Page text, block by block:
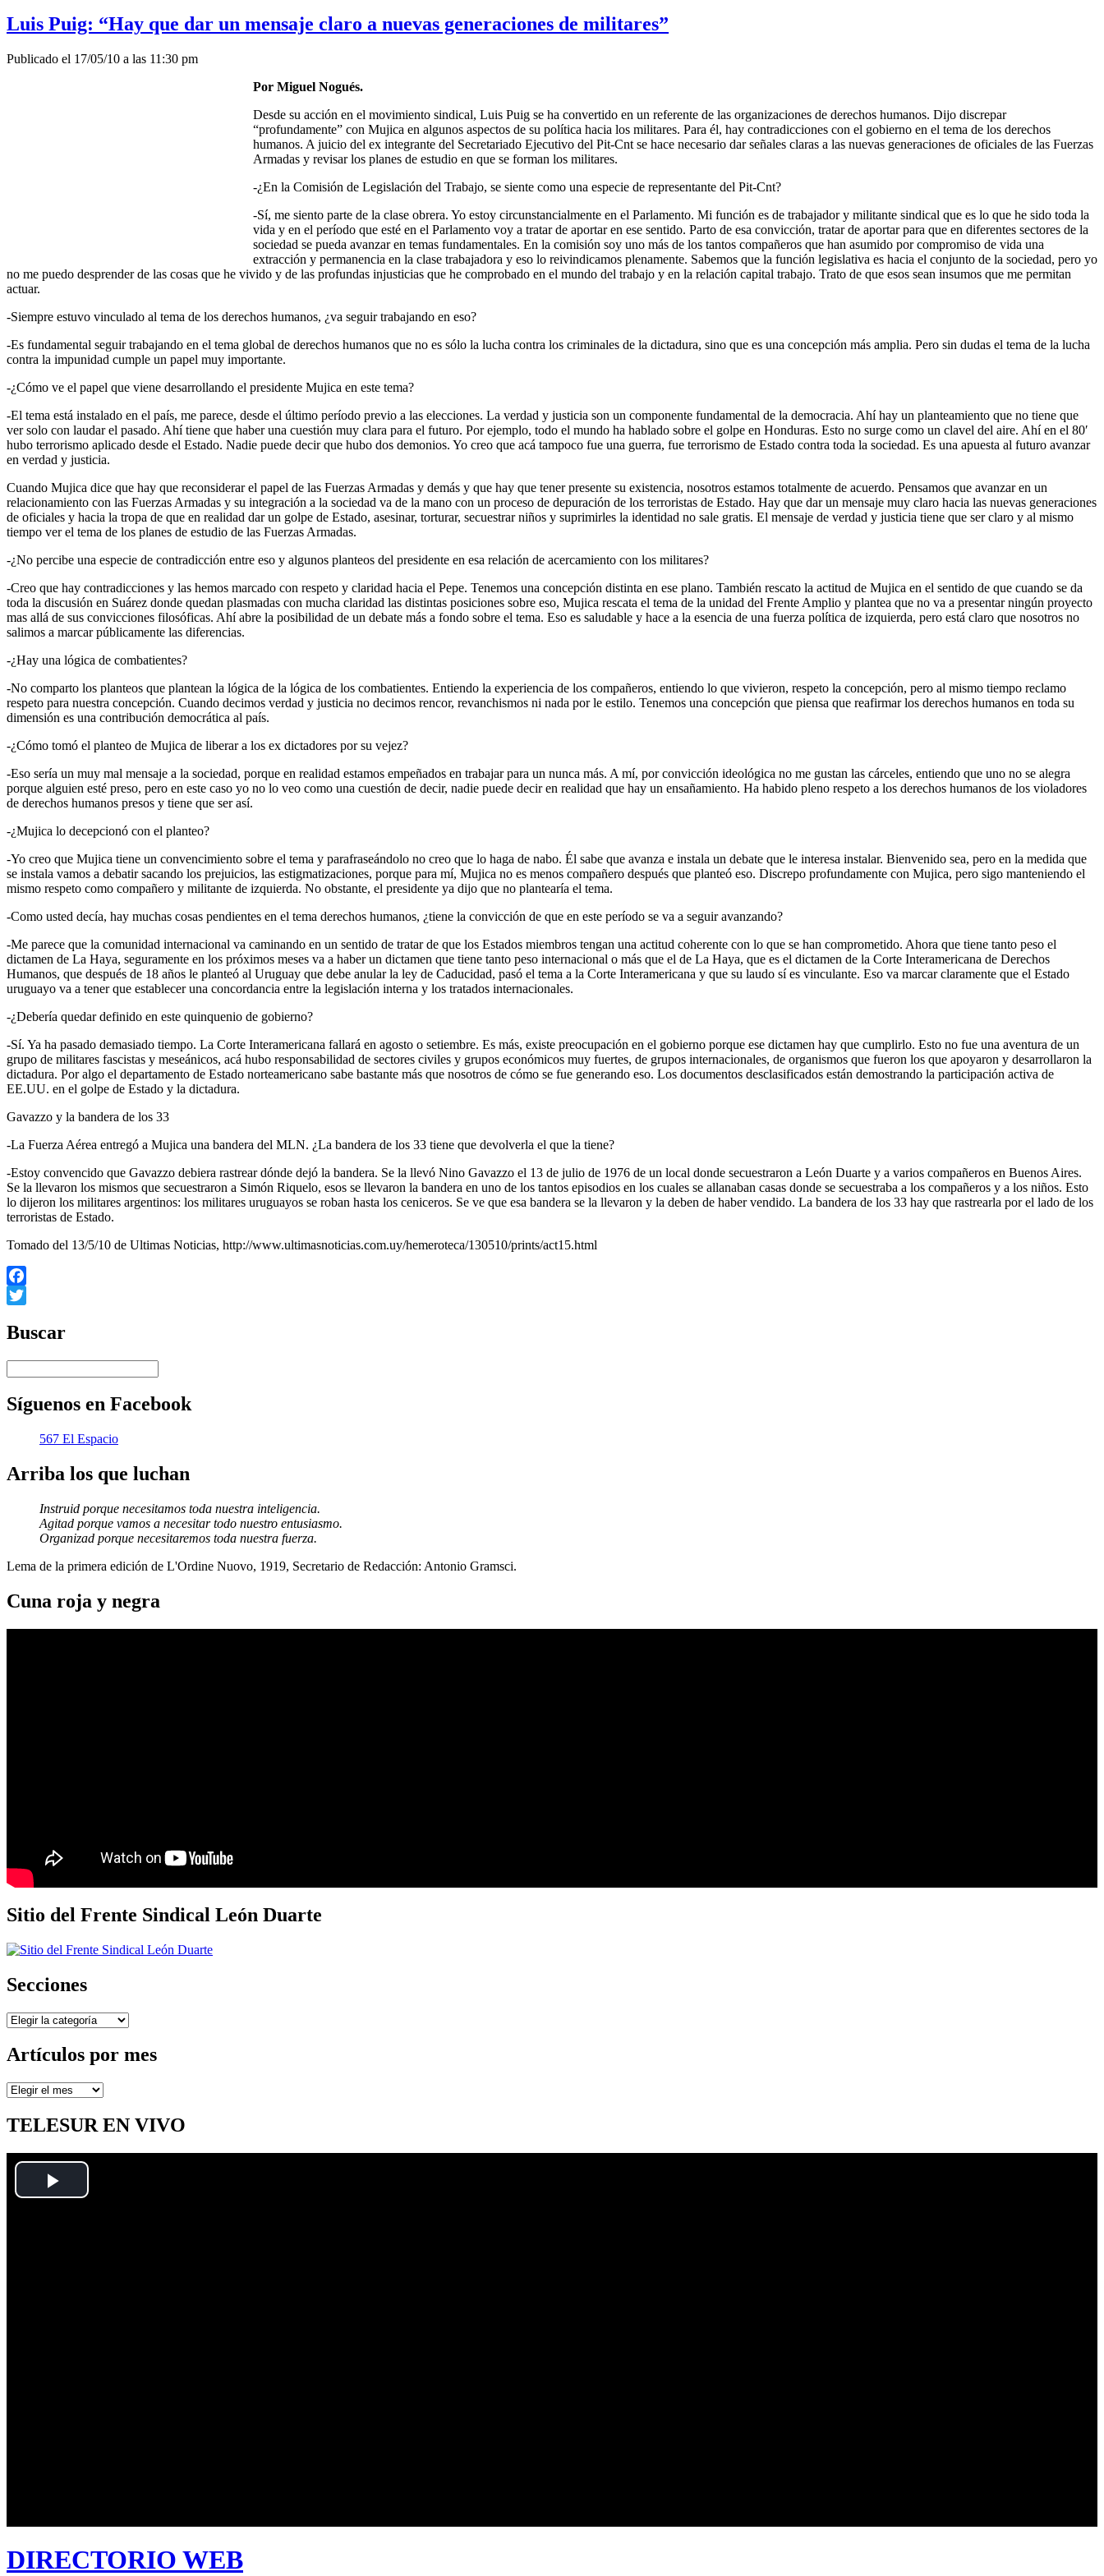
Luis Puig: “Hay que dar un mensaje claro a nuevas generaciones de militares”
Publicado el 17/05/10 a las 11:30 pm
Por Miguel Nogués.
Desde su acción en el movimiento sindical, Luis Puig se ha convertido en un referente de las organizaciones de derechos humanos. Dijo discrepar
“profundamente” con Mujica en algunos aspectos de su política hacia los militares. Para él, hay contradicciones con el gobierno en el tema de los derechos
humanos. A juicio del ex integrante del Secretariado Ejecutivo del Pit-Cnt se hace necesario dar señales claras a las nuevas generaciones de oficiales de las Fuerzas
Armadas y revisar los planes de estudio en que se forman los militares.
-¿En la Comisión de Legislación del Trabajo, se siente como una especie de representante del Pit-Cnt?
-Sí, me siento parte de la clase obrera. Yo estoy circunstancialmente en el Parlamento. Mi función es de trabajador y militante sindical que es lo que he sido toda la
vida y en el período que esté en el Parlamento voy a tratar de aportar en ese sentido. Parto de esa convicción, tratar de aportar para que en diferentes sectores de la
sociedad se pueda avanzar en temas fundamentales. En la comisión soy uno más de los tantos compañeros que han asumido por compromiso de vida una
extracción y permanencia en la clase trabajadora y eso lo reivindicamos plenamente. Sabemos que la función legislativa es hacia el conjunto de la sociedad, pero yo
no me puedo desprender de las cosas que he vivido y de las profundas injusticias que he comprobado en el mundo del trabajo y en la relación capital trabajo. Trato de que esos sean insumos que me permitan
actuar.
-Siempre estuvo vinculado al tema de los derechos humanos, ¿va seguir trabajando en eso?
-Es fundamental seguir trabajando en el tema global de derechos humanos que no es sólo la lucha contra los criminales de la dictadura, sino que es una concepción más amplia. Pero sin dudas el tema de la lucha
contra la impunidad cumple un papel muy importante.
-¿Cómo ve el papel que viene desarrollando el presidente Mujica en este tema?
-El tema está instalado en el país, me parece, desde el último período previo a las elecciones. La verdad y justicia son un componente fundamental de la democracia. Ahí hay un planteamiento que no tiene que
ver solo con laudar el pasado. Ahí tiene que haber una cuestión muy clara para el futuro. Por ejemplo, todo el mundo ha hablado sobre el golpe en Honduras. Esto no surge como un clavel del aire. Ahí en el 80′
hubo terrorismo aplicado desde el Estado. Nadie puede decir que hubo dos demonios. Yo creo que acá tampoco fue una guerra, fue terrorismo de Estado contra toda la sociedad. Es una apuesta al futuro avanzar
en verdad y justicia.
Cuando Mujica dice que hay que reconsiderar el papel de las Fuerzas Armadas y demás y que hay que tener presente su existencia, nosotros estamos totalmente de acuerdo. Pensamos que avanzar en un
relacionamiento con las Fuerzas Armadas y su integración a la sociedad va de la mano con un proceso de depuración de los terroristas de Estado. Hay que dar un mensaje muy claro hacia las nuevas generaciones
de oficiales y hacia la tropa de que en realidad dar un golpe de Estado, asesinar, torturar, secuestrar niños y suprimirles la identidad no sale gratis. El mensaje de verdad y justicia tiene que ser claro y al mismo
tiempo ver el tema de los planes de estudio de las Fuerzas Armadas.
-¿No percibe una especie de contradicción entre eso y algunos planteos del presidente en esa relación de acercamiento con los militares?
-Creo que hay contradicciones y las hemos marcado con respeto y claridad hacia el Pepe. Tenemos una concepción distinta en ese plano. También rescato la actitud de Mujica en el sentido de que cuando se da
toda la discusión en Suárez donde quedan plasmadas con mucha claridad las distintas posiciones sobre eso, Mujica rescata el tema de la unidad del Frente Amplio y plantea que no va a presentar ningún proyecto
mas allá de sus convicciones filosóficas. Ahí abre la posibilidad de un debate más a fondo sobre el tema. Eso es saludable y hace a la esencia de una fuerza política de izquierda, pero está claro que nosotros no
salimos a marcar públicamente las diferencias.
-¿Hay una lógica de combatientes?
-No comparto los planteos que plantean la lógica de la lógica de los combatientes. Entiendo la experiencia de los compañeros, entiendo lo que vivieron, respeto la concepción, pero al mismo tiempo reclamo
respeto para nuestra concepción. Cuando decimos verdad y justicia no decimos rencor, revanchismos ni nada por le estilo. Tenemos una concepción que piensa que reafirmar los derechos humanos en toda su
dimensión es una contribución democrática al país.
-¿Cómo tomó el planteo de Mujica de liberar a los ex dictadores por su vejez?
-Eso sería un muy mal mensaje a la sociedad, porque en realidad estamos empeñados en trabajar para un nunca más. A mí, por convicción ideológica no me gustan las cárceles, entiendo que uno no se alegra
porque alguien esté preso, pero en este caso yo no lo veo como una cuestión de decir, nadie puede decir en realidad que hay un ensañamiento. Ha habido pleno respeto a los derechos humanos de los violadores
de derechos humanos presos y tiene que ser así.
-¿Mujica lo decepcionó con el planteo?
-Yo creo que Mujica tiene un convencimiento sobre el tema y parafraseándolo no creo que lo haga de nabo. Él sabe que avanza e instala un debate que le interesa instalar. Bienvenido sea, pero en la medida que
se instala vamos a debatir sacando los prejuicios, las estigmatizaciones, porque para mí, Mujica no es menos compañero después que planteó eso. Discrepo profundamente con Mujica, pero sigo manteniendo el
mismo respeto como compañero y militante de izquierda. No obstante, el presidente ya dijo que no plantearía el tema.
-Como usted decía, hay muchas cosas pendientes en el tema derechos humanos, ¿tiene la convicción de que en este período se va a seguir avanzando?
-Me parece que la comunidad internacional va caminando en un sentido de tratar de que los Estados miembros tengan una actitud coherente con lo que se han comprometido. Ahora que tiene tanto peso el
dictamen de La Haya, seguramente en los próximos meses va a haber un dictamen que tiene tanto peso internacional o más que el de La Haya, que es el dictamen de la Corte Interamericana de Derechos
Humanos, que después de 18 años le planteó al Uruguay que debe anular la ley de Caducidad, pasó el tema a la Corte Interamericana y que su laudo sí es vinculante. Eso va marcar claramente que el Estado
uruguayo va a tener que establecer una concordancia entre la legislación interna y los tratados internacionales.
-¿Debería quedar definido en este quinquenio de gobierno?
-Sí. Ya ha pasado demasiado tiempo. La Corte Interamericana fallará en agosto o setiembre. Es más, existe preocupación en el gobierno porque ese dictamen hay que cumplirlo. Esto no fue una aventura de un
grupo de militares fascistas y meseánicos, acá hubo responsabilidad de sectores civiles y grupos económicos muy fuertes, de grupos internacionales, de organismos que fueron los que apoyaron y desarrollaron la
dictadura. Por algo el departamento de Estado norteamericano sabe bastante más que nosotros de cómo se fue generando eso. Los documentos desclasificados están demostrando la participación activa de
EE.UU. en el golpe de Estado y la dictadura.
Gavazzo y la bandera de los 33
-La Fuerza Aérea entregó a Mujica una bandera del MLN. ¿La bandera de los 33 tiene que devolverla el que la tiene?
-Estoy convencido que Gavazzo debiera rastrear dónde dejó la bandera. Se la llevó Nino Gavazzo el 13 de julio de 1976 de un local donde secuestraron a León Duarte y a varios compañeros en Buenos Aires.
Se la llevaron los mismos que secuestraron a Simón Riquelo, esos se llevaron la bandera en uno de los tantos episodios en los cuales se allanaban casas donde se secuestraba a los compañeros y a los niños. Esto
lo dijeron los militares argentinos: los militares uruguayos se roban hasta los ceniceros. Se ve que esa bandera se la llevaron y la deben de haber vendido. La bandera de los 33 hay que rastrearla por el lado de los
terroristas de Estado.
Tomado del 13/5/10 de Ultimas Noticias, http://www.ultimasnoticias.com.uy/hemeroteca/130510/prints/act15.html
Facebook
Buscar
Síguenos en Facebook
567 El Espacio
Arriba los que luchan
Instruid porque necesitamos toda nuestra inteligencia.
Agitad porque vamos a necesitar todo nuestro entusiasmo.
Organizad porque necesitaremos toda nuestra fuerza.
Lema de la primera edición de L'Ordine Nuovo, 1919, Secretario de Redacción: Antonio Gramsci.
Cuna roja y negra
Sitio del Frente Sindical León Duarte
Secciones
Secciones
Artículos por mes
Artículos
mes
TELESUR EN VIVO
DIRECTORIO WEB